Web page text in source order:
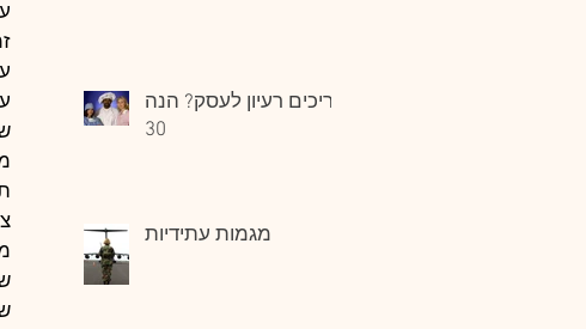
צריכים רעיון לעסק? הנה
30
מגמות עתידיות